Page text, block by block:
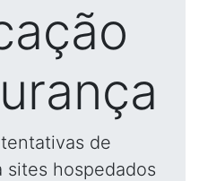
de
sites hospedados